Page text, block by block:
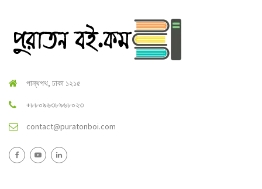
পান্থপথ, ঢাকা ১২১৫
+৮৮০৯৬৩৮৯৬৮০২৩
contact@puratonboi.com